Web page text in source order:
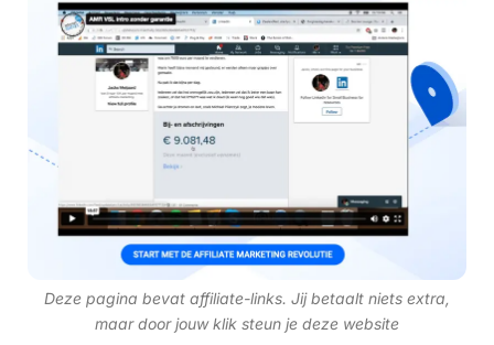
Deze pagina bevat affiliate-links. Jij betaalt niets extra,
maar door jouw klik steun je deze website